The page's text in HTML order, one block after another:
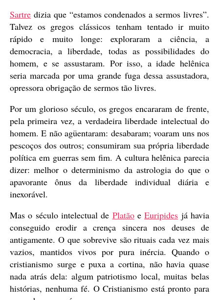
Sartre dizia que “estamos condenados a sermos livres”.
Talvez os gregos clássicos tenham tentado ir muito
rápido e muito longe: exploraram a ciência, a
democracia, a liberdade, todas as possibilidades do
homem, e se assustaram. Por isso, a idade helênica
seria marcada por uma grande fuga dessa assustadora,
opressora obrigação de sermos tão livres.
Por um glorioso século, os gregos encararam de frente,
pela primeira vez, a verdadeira liberdade intelectual do
homem. E não agüentaram: desabaram; voaram uns nos
pescoços dos outros; consumiram sua própria liberdade
política em guerras sem fim. A cultura helênica parecia
dizer: melhor o determinismo da astrologia do que o
apavorante ônus da liberdade individual diária e
inexorável.
Mas o século intelectual de PlatãoeEuripides já havia
conseguido erodir a crença sincera nos deuses de
antigamente. O que sobrevive são rituais cada vez mais
vazios, mantidos vivos por pura inércia. Quando o
cristianismo surge e puxa a cortina, não havia quase
nada atrás dela: algum patriotismo local, muitas belas
histórias, nenhuma fé. O Cristianismo está pronto para